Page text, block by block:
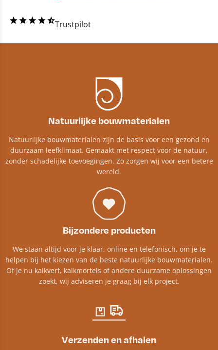
Trustpilot
Natuurlijke bouwmaterialen
Natuurlijke bouwmaterialen zijn de basis voor een gezond en
duurzaam leefklimaat. Gemaakt met respect voor de natuur,
zonder schadelijke toevoegingen. Zo zorgen wij voor een betere
wereld.
Bijzondere producten
We staan altijd voor je klaar, online en telefonisch, om je te
helpen bij het kiezen van de beste natuurlijke bouwmaterialen.
Of je nu kalkverf, kalkmortels of andere duurzame oplossingen
zoekt, wij adviseren je graag bij elk project.​
Verzenden en afhalen